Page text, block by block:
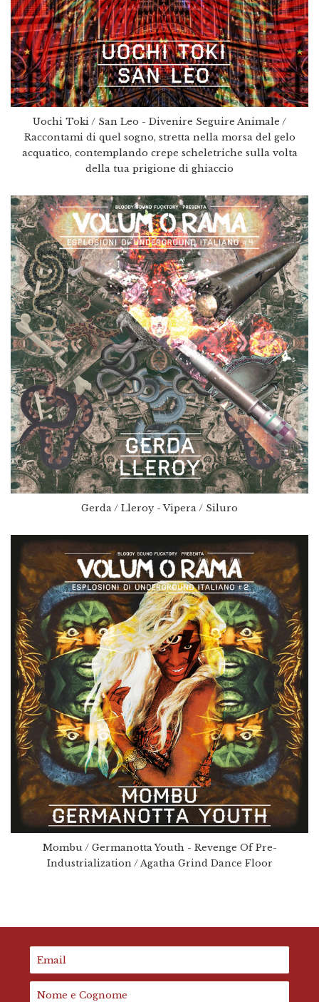
Uochi Toki / San Leo - Divenire Seguire Animale /
Raccontami di quel sogno, stretta nella morsa del gelo
acquatico, contemplando crepe scheletriche sulla volta
della tua prigione di ghiaccio
Gerda / Lleroy - Vipera / Siluro
Mombu / Germanotta Youth - Revenge Of Pre-
Industrialization / Agatha Grind Dance Floor